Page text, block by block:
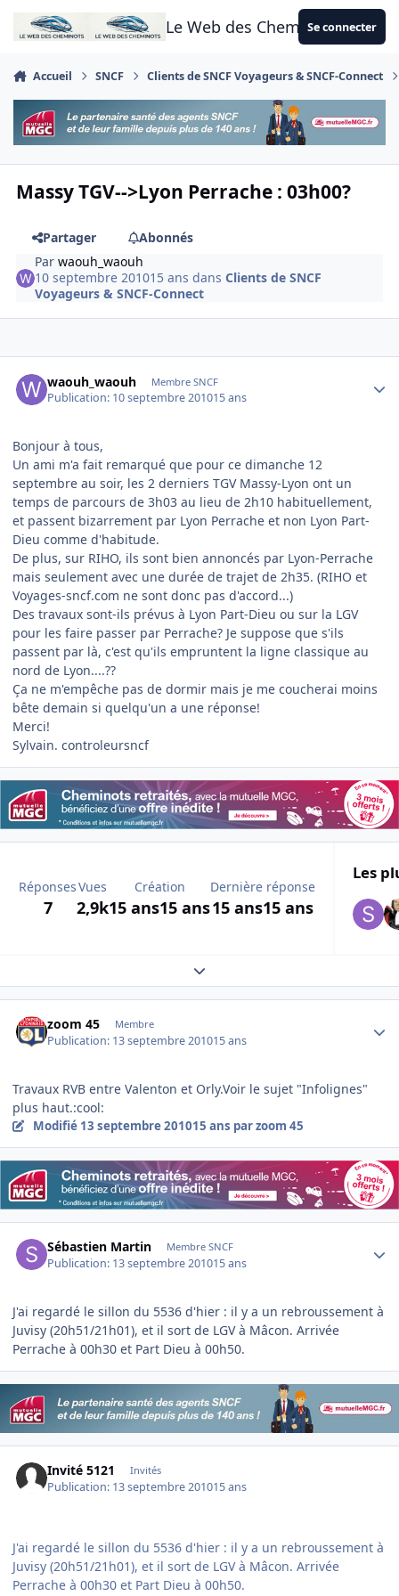
Aller au contenu
Le Web des CheminotsSe connecter
Accueil SNCF Clients de SNCF Voyageurs & SNCF-Connect
Massy TGV-->Lyon Perrache : 03h00?
Partager
Abonnés
Parwaouh_waouh
10 septembre 201015 ans dansClients de SNCF
Voyageurs & SNCF-Connect
waouh_waouh Membre SNCF
Publication: 10 septembre 201015 ans
Bonjour à tous,
Un ami m'a fait remarqué que pour ce dimanche 12
septembre au soir, les 2 derniers TGV Massy-Lyon ont un
temps de parcours de 3h03 au lieu de 2h10 habituellement,
et passent bizarrement par Lyon Perrache et non Lyon Part-
Dieu comme d'habitude.
De plus, sur RIHO, ils sont bien annoncés par Lyon-Perrache
mais seulement avec une durée de trajet de 2h35. (RIHO et
Voyages-sncf.com ne sont donc pas d'accord...)
Des travaux sont-ils prévus à Lyon Part-Dieu ou sur la LGV
pour les faire passer par Perrache? Je suppose que s'ils
passent par là, c'est qu'ils empruntent la ligne classique au
nord de Lyon....??
Ça ne m'empêche pas de dormir mais je me coucherai moins
bête demain si quelqu'un a une réponse!
Merci!
Sylvain. controleursncf
Réponses
7
Vues
2,9k
Création
15 ans15 ans
Dernière réponse
15 ans15 ans
Les
Expand topic overview
zoom 45 Membre
Publication: 13 septembre 201015 ans
Travaux RVB entre Valenton et Orly.Voir le sujet "Infolignes"
plus haut.:cool:
Modifié 13 septembre 201015 ans par zoom 45
Sébastien Martin Membre SNCF
Publication: 13 septembre 201015 ans
J'ai regardé le sillon du 5536 d'hier : il y a un rebroussement à
Juvisy (20h51/21h01), et il sort de LGV à Mâcon. Arrivée
Perrache à 00h30 et Part Dieu à 00h50.
Invité 5121 Invités
Publication: 13 septembre 201015 ans
J'ai regardé le sillon du 5536 d'hier : il y a un rebroussement à
Juvisy (20h51/21h01), et il sort de LGV à Mâcon. Arrivée
Perrache à 00h30 et Part Dieu à 00h50.